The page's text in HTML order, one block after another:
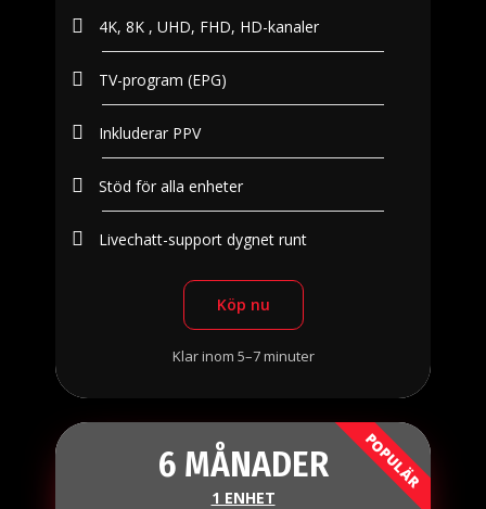
4K, 8K , UHD, FHD, HD-kanaler
TV-program (EPG)
Inkluderar PPV
Stöd för alla enheter
Livechatt-support dygnet runt
Köp nu
Klar inom 5–7 minuter
6 MÅNADER
1 ENHET
POPULÄR